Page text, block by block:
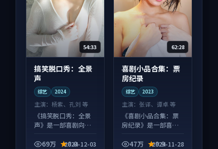
54:33
搞笑脱口秀：全景
声
综艺 2024
主演： 杨紫、孔刘 等
《搞笑脱口秀：全景
声》是一部喜剧向综
错过，字幕区常有惊
69万 8.0
2024-12-03
62:28
喜剧小品合集：票
房纪录
综艺 2023
主演： 张译、谭卓 等
《喜剧小品合集：票
房纪录》是一部喜剧
蛋别错过，字幕区常
47万 9.9
2024-11-28